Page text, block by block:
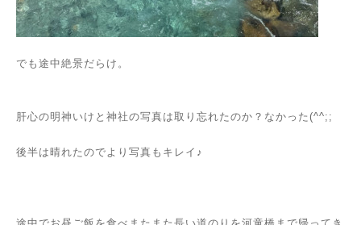
でも途中絶景だらけ。
肝心の明神いけと神社の写真は取り忘れたのか？なかった(^^;;
後半は晴れたのでより写真もキレイ♪